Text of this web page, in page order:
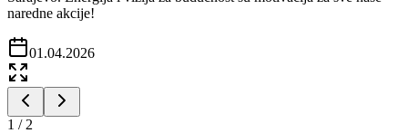
naredne akcije!
01.04.2026
1 / 2